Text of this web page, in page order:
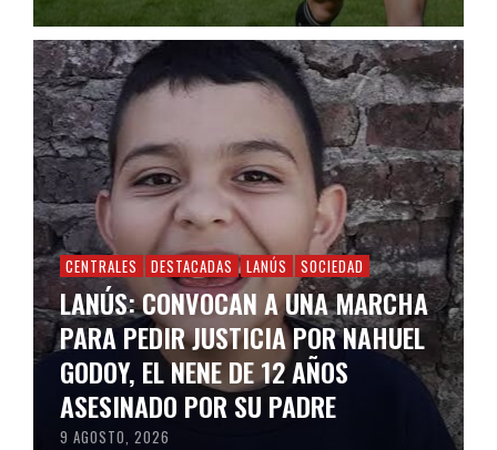
CENTRALES DESTACADAS LANÚS SOCIEDAD
LANÚS: CONVOCAN A UNA MARCHA
PARA PEDIR JUSTICIA POR NAHUEL
GODOY, EL NENE DE 12 AÑOS
ASESINADO POR SU PADRE
9 AGOSTO, 2026